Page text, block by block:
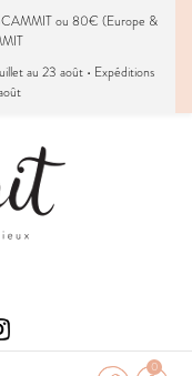
ou 80€ (Europe &
au 23 août • Expéditions
0